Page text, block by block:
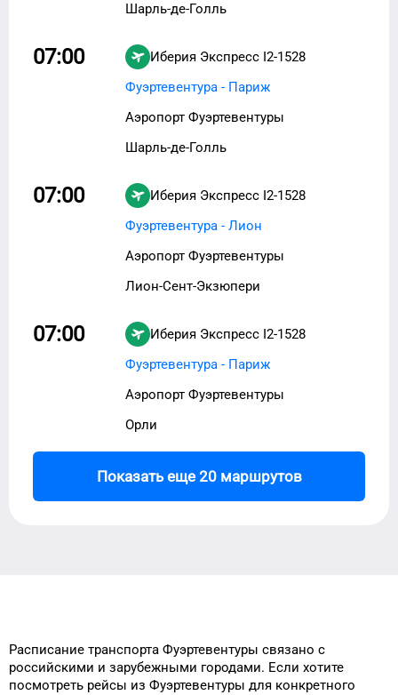
Шарль-де-Голль
07:00 Иберия Экспресс I2-1528
Фуэртевентура - Париж
Аэропорт Фуэртевентуры
Шарль-де-Голль
07:00 Иберия Экспресс I2-1528
Фуэртевентура - Лион
Аэропорт Фуэртевентуры
Лион-Сент-Экзюпери
07:00 Иберия Экспресс I2-1528
Фуэртевентура - Париж
Аэропорт Фуэртевентуры
Орли
Показать еще 20 маршрутов
Расписание транспорта Фуэртевентуры связано с
российскими и зарубежными городами. Если хотите
посмотреть рейсы из Фуэртевентуры для конкретного